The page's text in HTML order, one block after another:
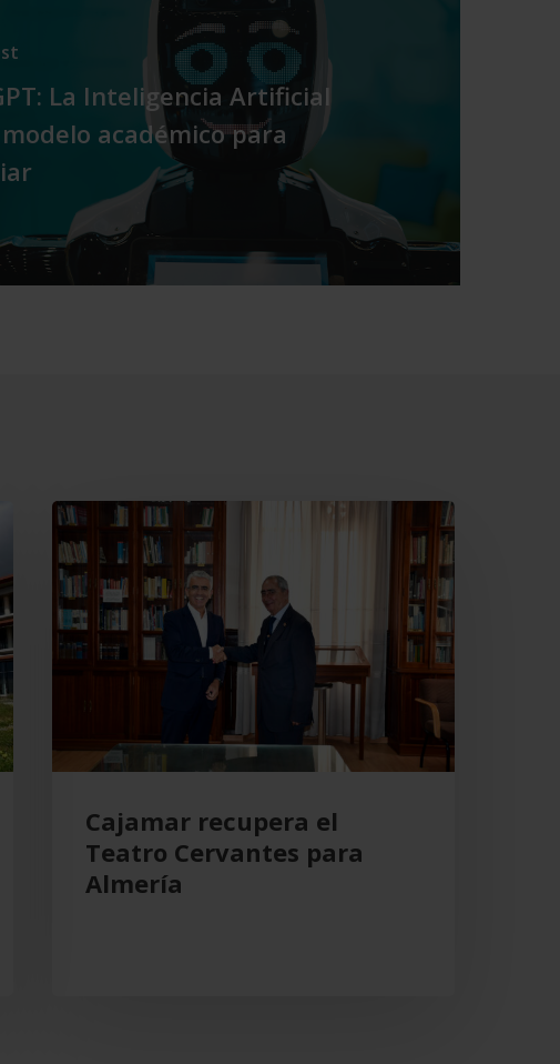
La Inteligencia Artificial
académico para
Cajamar
recupera
el
Teatro
Cervantes
Cajamar recupera el
Teatro Cervantes para
Almería